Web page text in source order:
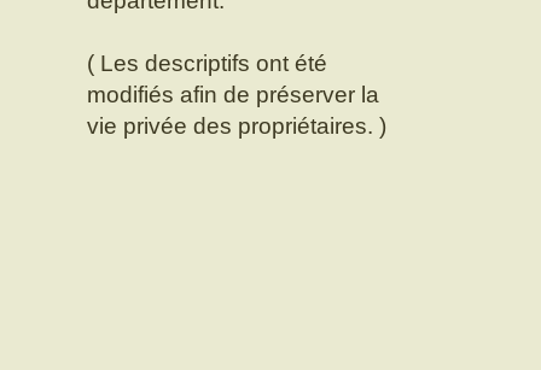
( Les descriptifs ont été
modifiés afin de préserver la
vie privée des propriétaires. )